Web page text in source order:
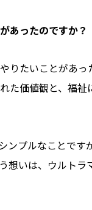
あったのですか？
りたいことがあ
た価値観と、福
プルなことです
想いは、ウルト